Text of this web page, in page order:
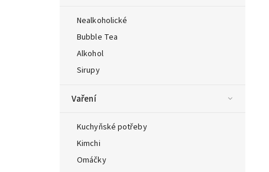
Nealkoholické
Bubble Tea
Alkohol
Sirupy
Vaření
Kuchyňské potřeby
Kimchi
Omáčky